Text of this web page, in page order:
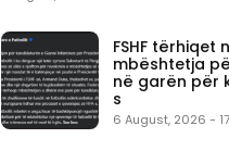
FSHF tërhiqet
mbështetja
në garën për
s
6 August, 2026 -